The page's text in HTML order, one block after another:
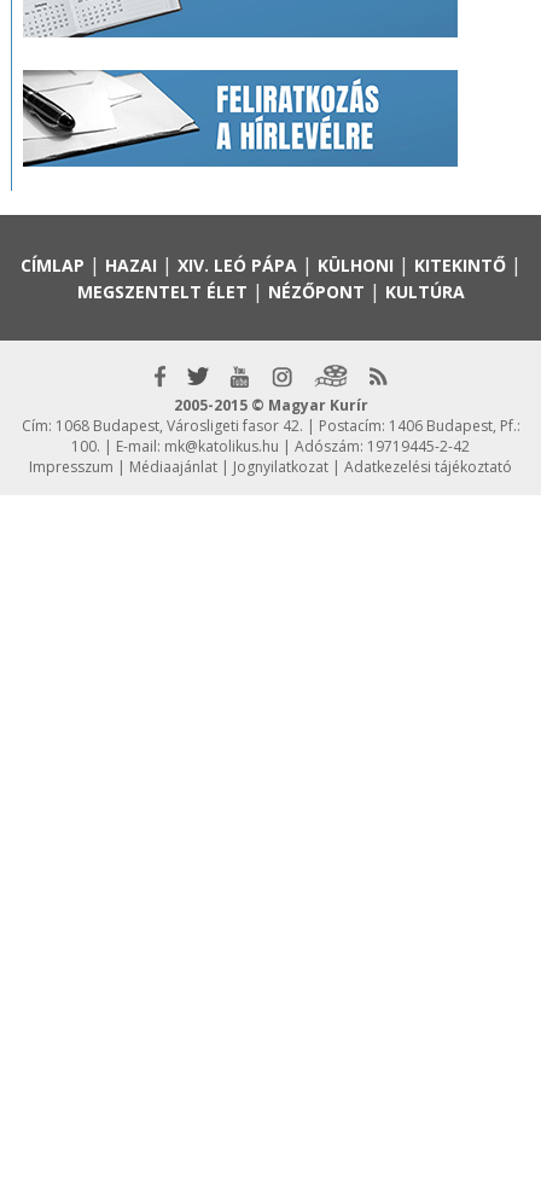
CÍMLAP | HAZAI | XIV. LEÓ PÁPA| KÜLHONI | KITEKINTŐ|
MEGSZENTELT ÉLET | NÉZŐPONT | KULTÚRA
2005-2015 © Magyar Kurír
Cím: 1068 Budapest, Városligeti fasor 42. | Postacím: 1406 Budapest, Pf.:
100. | E-mail: mk@katolikus.hu | Adószám: 19719445-2-42
Impresszum | Médiaajánlat | Jognyilatkozat | Adatkezelési tájékoztató